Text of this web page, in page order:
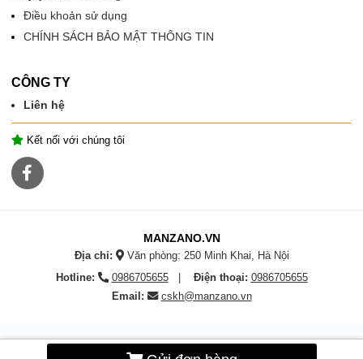
Điều khoản sử dụng
CHÍNH SÁCH BẢO MẬT THÔNG TIN
CÔNG TY
Liên hệ
Kết nối với chúng tôi
MANZANO.VN
Địa chỉ:
Văn phòng: 250 Minh Khai, Hà Nội
Hotline:
0986705655 Điện thoại: 0986705655
Email:
cskh@manzano.vn
Bản quyền © 2026MANZANO - Sánh bước cùng thành công của bạn